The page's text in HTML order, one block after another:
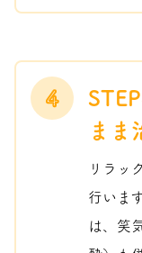
4
まま
リラッ
行いま
は、笑